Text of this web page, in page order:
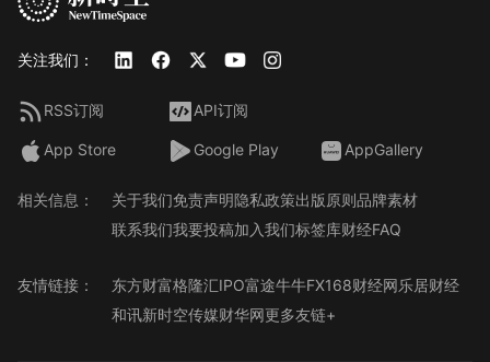
关注我们：
RSS订阅 API订阅
App Store Google Play AppGallery
相关信息： 关于我们免责声明隐私政策出版原则品牌素材
联系我们我要投稿加入我们标签库财经FAQ
友情链接： 东方财富格隆汇IPO富途牛牛FX168财经网乐居财经
和讯新时空传媒财华网更多友链+